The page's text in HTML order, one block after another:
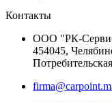
Контакты
ООО "РК-
454045,